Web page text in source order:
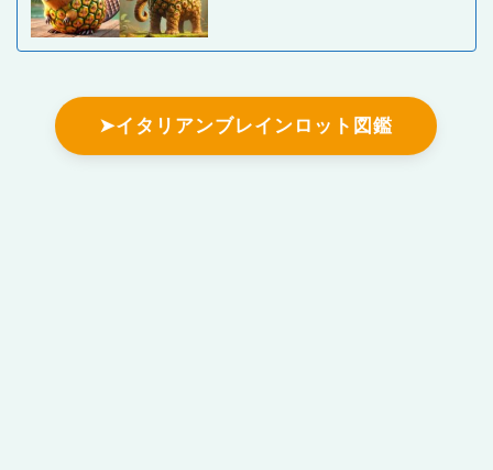
➤イタリアンブレインロット図鑑